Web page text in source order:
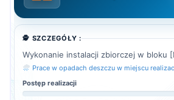
🕵️ SZCZEGÓŁY :
Wykonanie instalacji zbiorczej w bloku
Prace w opadach deszczu w miejscu
Postęp realizacji